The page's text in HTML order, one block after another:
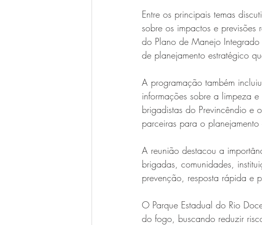
Entre os principais temas
sobre os impactos e
do Plano de Manejo Integrado
de planejamento estratégico
A programação também
informações sobre a limpeza
brigadistas do Previncêndio e
parceiras para o
A reunião destacou a
brigadas, comunidades,
prevenção, resposta rápida e
O Parque Estadual do Rio
do fogo, buscando reduzir